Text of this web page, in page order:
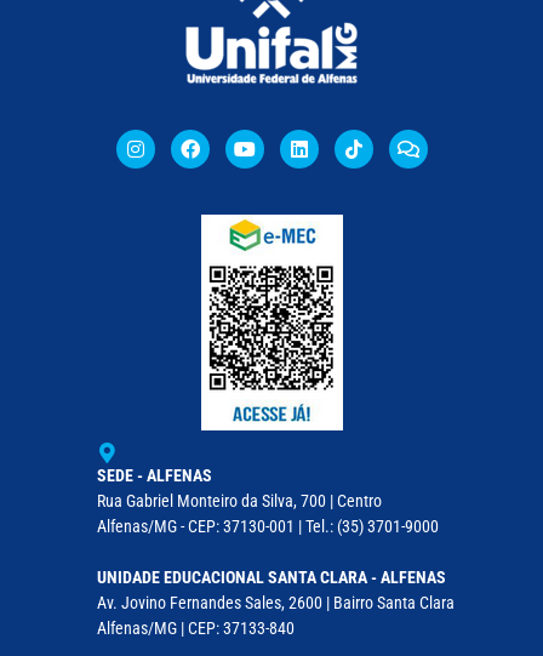
SEDE - ALFENAS
Rua Gabriel Monteiro da Silva, 700 | Centro
Alfenas/MG - CEP: 37130-001 | Tel.: (35) 3701-9000
UNIDADE EDUCACIONAL SANTA CLARA - ALFENAS
Av. Jovino Fernandes Sales, 2600 | Bairro Santa Clara
Alfenas/MG | CEP: 37133-840